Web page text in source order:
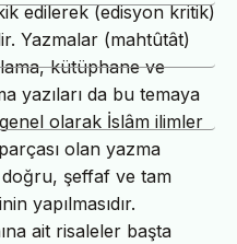
edilerek (edisyon kritik)
Yazmalar (mahtûtât)
kütüphane ve
yazıları da bu temaya
olarak İslâm ilimler
olan yazma
şeffaf ve tam
yapılmasıdır.
ait risaleler başta